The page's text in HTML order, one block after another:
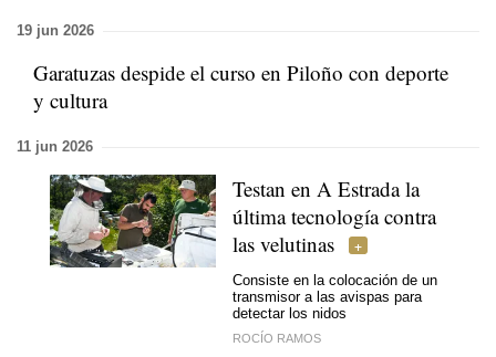
19 jun 2026
Garatuzas despide el curso en Piloño con deporte
y cultura
11 jun 2026
Testan en A Estrada la
última tecnología contra
las velutinas
Consiste en la colocación de un
transmisor a las avispas para
detectar los nidos
ROCÍO RAMOS